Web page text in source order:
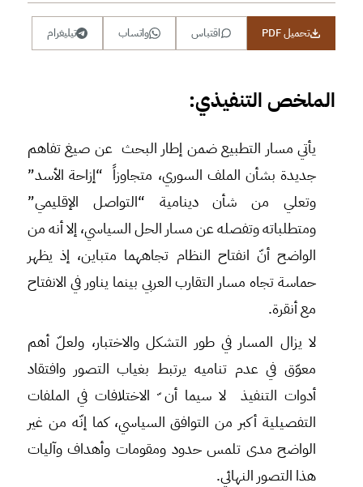
تحميل PDF اقتباس واتساب تيليغرام
الملخص التنفيذي:
يأتي مسار التطبيع ضمن إطار البحث عن صيغ تفاهم
جديدة بشأن الملف السوري، متجاوزاً “إزاحة الأسد”
وتعلي من شأن دينامية “التواصل الإقليمي”
ومتطلباته وتفصله عن مسار الحل السياسي، إلا أنه من
الواضح أنّ انفتاح النظام تجاههما متباين، إذ يظهر
حماسة تجاه مسار التقارب العربي بينما يناور في الانفتاح
مع أنقرة.
لا يزال المسار في طور التشكل والاختبار، ولعلّ أهم
معوّق في عدم تناميه يرتبط بغياب التصور وافتقاد
أدوات التنفيذ لا سيما أن ّ الاختلافات في الملفات
التفصيلية أكبر من التوافق السياسي، كما إنّه من غير
الواضح مدى تلمس حدود ومقومات وأهداف وآليات
هذا التصور النهائي.